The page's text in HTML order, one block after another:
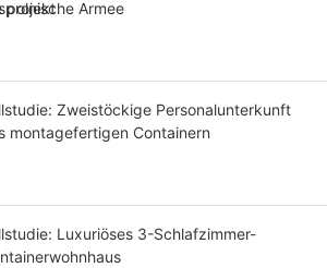
polnische Armee
Zweistöckige Personalunterkunft
montagefertigen Containern
Luxuriöses 3-Schlafzimmer-